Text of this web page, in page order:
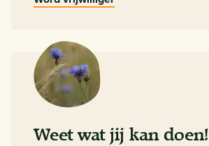
Weet wat jij kan doen!